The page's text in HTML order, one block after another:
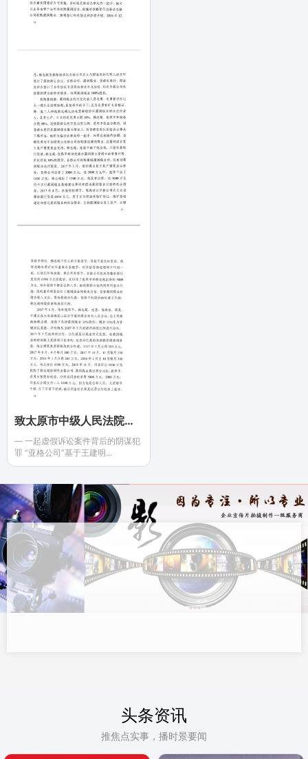
致太原市中级人民法院于昌明院长的第四封实名公开反映信
— 一起虚假诉讼案件背后的阴谋犯
罪 “亚格公司”基于王建明...
头条资讯
推焦点实事，播时景要闻